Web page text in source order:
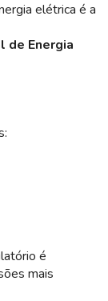
elétrica é a
de Energia
é
mais